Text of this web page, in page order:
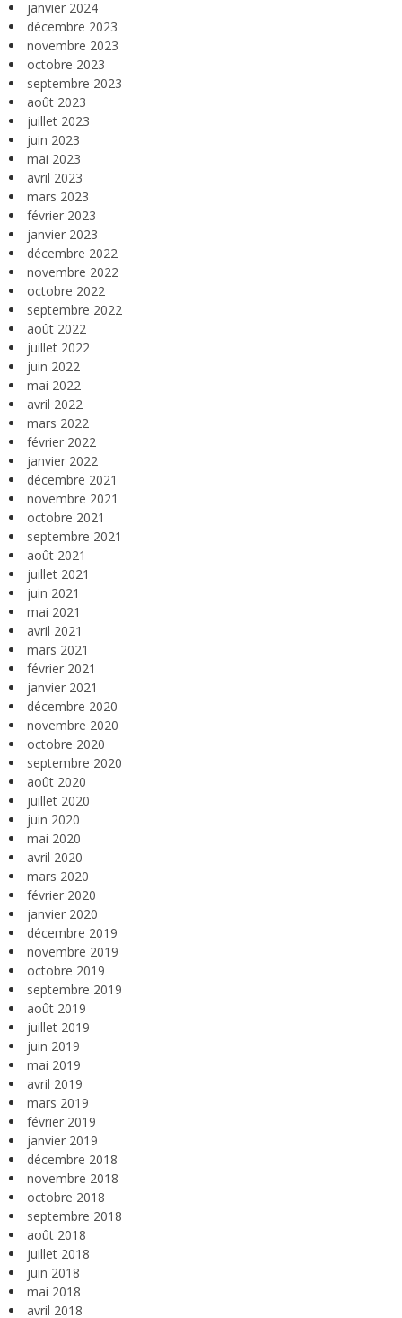
janvier 2024
décembre 2023
novembre 2023
octobre 2023
septembre 2023
août 2023
juillet 2023
juin 2023
mai 2023
avril 2023
mars 2023
février 2023
janvier 2023
décembre 2022
novembre 2022
octobre 2022
septembre 2022
août 2022
juillet 2022
juin 2022
mai 2022
avril 2022
mars 2022
février 2022
janvier 2022
décembre 2021
novembre 2021
octobre 2021
septembre 2021
août 2021
juillet 2021
juin 2021
mai 2021
avril 2021
mars 2021
février 2021
janvier 2021
décembre 2020
novembre 2020
octobre 2020
septembre 2020
août 2020
juillet 2020
juin 2020
mai 2020
avril 2020
mars 2020
février 2020
janvier 2020
décembre 2019
novembre 2019
octobre 2019
septembre 2019
août 2019
juillet 2019
juin 2019
mai 2019
avril 2019
mars 2019
février 2019
janvier 2019
décembre 2018
novembre 2018
octobre 2018
septembre 2018
août 2018
juillet 2018
juin 2018
mai 2018
avril 2018